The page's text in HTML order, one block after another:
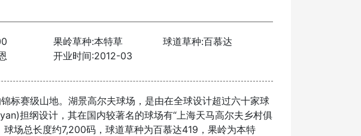
果岭草种:本特草
球道草种:百慕达
开业时间:2012-03
标赛级山地。湖景高尔夫球场，是由在全球设计超过六十家球
担纲设计，其在国内较著名的球场有“上海天马高尔夫乡村俱
球场总长度约7,200码，球道草种为百慕达419，果岭为本特